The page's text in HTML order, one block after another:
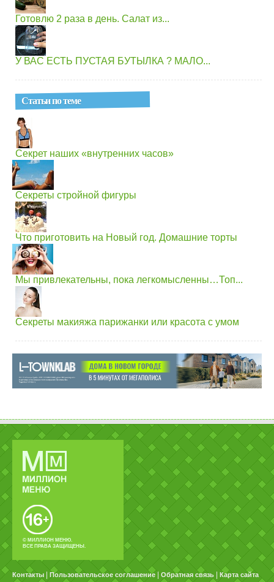
Готовлю 2 раза в день. Салат из...
У ВАС ЕСТЬ ПУСТАЯ БУТЫЛКА ? МАЛО...
Статьи по теме
Секрет наших «внутренних часов»
Секреты стройной фигуры
Что приготовить на Новый год. Домашние торты
Мы привлекательны, пока легкомысленны…Топ...
Секреты макияжа парижанки или красота с умом
© МИЛЛИОН МЕНЮ.
ВСЕ ПРАВА ЗАЩИЩЕНЫ.
Контакты Пользовательское соглашение Обратная связь Карта сайта